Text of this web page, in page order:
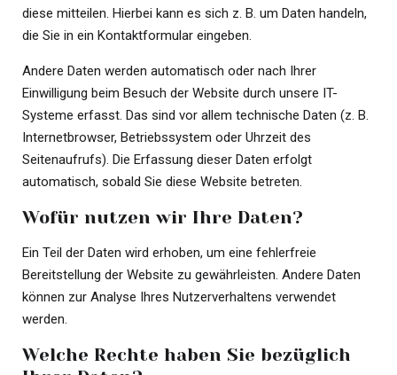
diese mitteilen. Hierbei kann es sich z. B. um Daten handeln,
die Sie in ein Kontaktformular eingeben.
Andere Daten werden automatisch oder nach Ihrer
Einwilligung beim Besuch der Website durch unsere IT-
Systeme erfasst. Das sind vor allem technische Daten (z. B.
Internetbrowser, Betriebssystem oder Uhrzeit des
Seitenaufrufs). Die Erfassung dieser Daten erfolgt
automatisch, sobald Sie diese Website betreten.
Wofür nutzen wir Ihre Daten?
Ein Teil der Daten wird erhoben, um eine fehlerfreie
Bereitstellung der Website zu gewährleisten. Andere Daten
können zur Analyse Ihres Nutzerverhaltens verwendet
werden.
Welche Rechte haben Sie bezüglich